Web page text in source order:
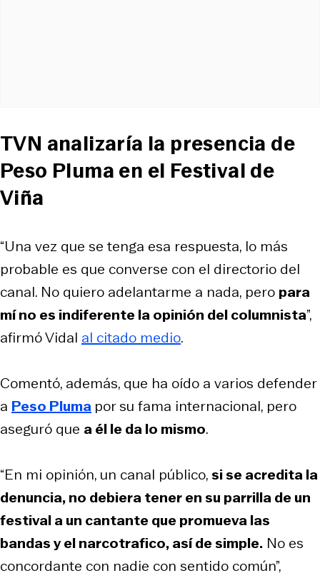
TVN analizaría la presencia de
Peso Pluma en el Festival de
Viña
“Una vez que se tenga esa respuesta, lo más
probable es que converse con el directorio del
canal. No quiero adelantarme a nada, pero para
mí no es indiferente la opinión del columnista”,
afirmó Vidal al citado medio.
Comentó, además, que ha oído a varios defender
a Peso Pluma por su fama internacional, pero
aseguró que a él le da lo mismo.
“En mi opinión, un canal público,si se acredita la
denuncia, no debiera tener en su parrilla de un
festival a un cantante que promueva las
bandas y el narcotrafico, así de simple. No es
concordante con nadie con sentido común”,